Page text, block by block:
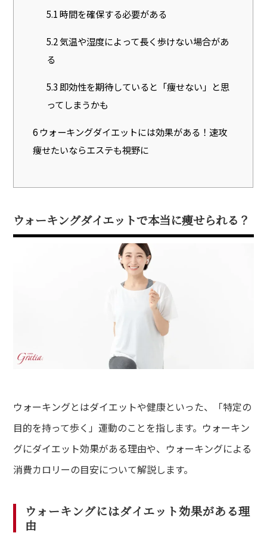
5.1時間を確保する必要がある
5.2気温や湿度によって長く歩けない場合があ
る
5.3 即効性を期待していると「痩せない」と思
ってしまうかも
6 ウォーキングダイエットには効果がある！速攻
痩せたいならエステも視野に
ウォーキングダイエットで本当に痩せられる？
ウォーキングとはダイエットや健康といった、「特定の
目的を持って歩く」運動のことを指します。ウォーキン
グにダイエット効果がある理由や、ウォーキングによる
消費カロリーの目安について解説します。
ウォーキングにはダイエット効果がある理
由